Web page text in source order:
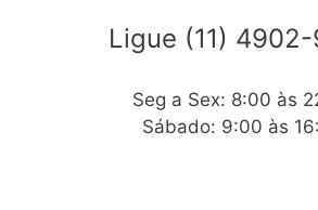
Ligue (11)
Seg a Sex: 8:00 às
Sábado: 9:00 às